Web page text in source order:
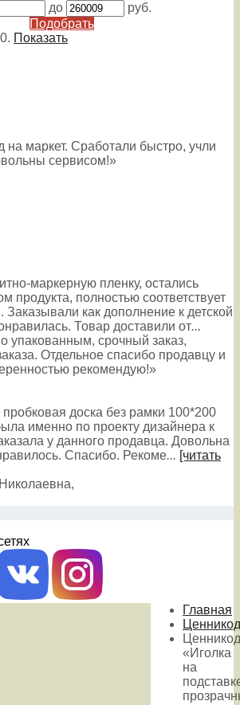
до
руб.
Подобрать
0. Показать
на маркет. Сработали быстро, учли
сервисом!»
маркерную пленку, остались
продукта, полностью соответствует
как дополнение к детской
Товар доставили от...
упакованным, срочный заказ,
Отдельное спасибо продавцу и
рекомендую!»
доска без рамки 100*200
именно по проекту дизайнера к
у данного продавца. Довольна
Спасибо. Рекоме... [читать
,
Главная
«Иголка
на